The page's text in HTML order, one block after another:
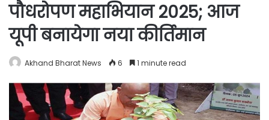
पौधरोपण महाभियान 2025; आज
यूपी बनायेगा नया कीर्तिमान
Akhand Bharat News 6 1 minute read